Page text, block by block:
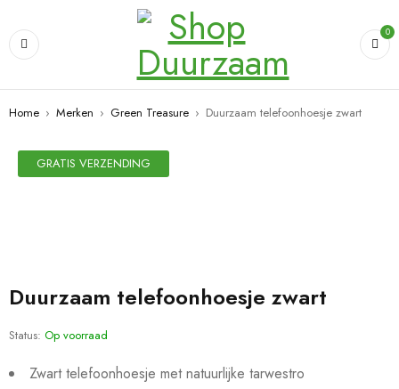
0
Home › Merken › Green Treasure › Duurzaam telefoonhoesje zwart
GRATIS VERZENDING
SALE
Duurzaam telefoonhoesje zwart
Status: Op voorraad
Zwart telefoonhoesje met natuurlijke tarwestro